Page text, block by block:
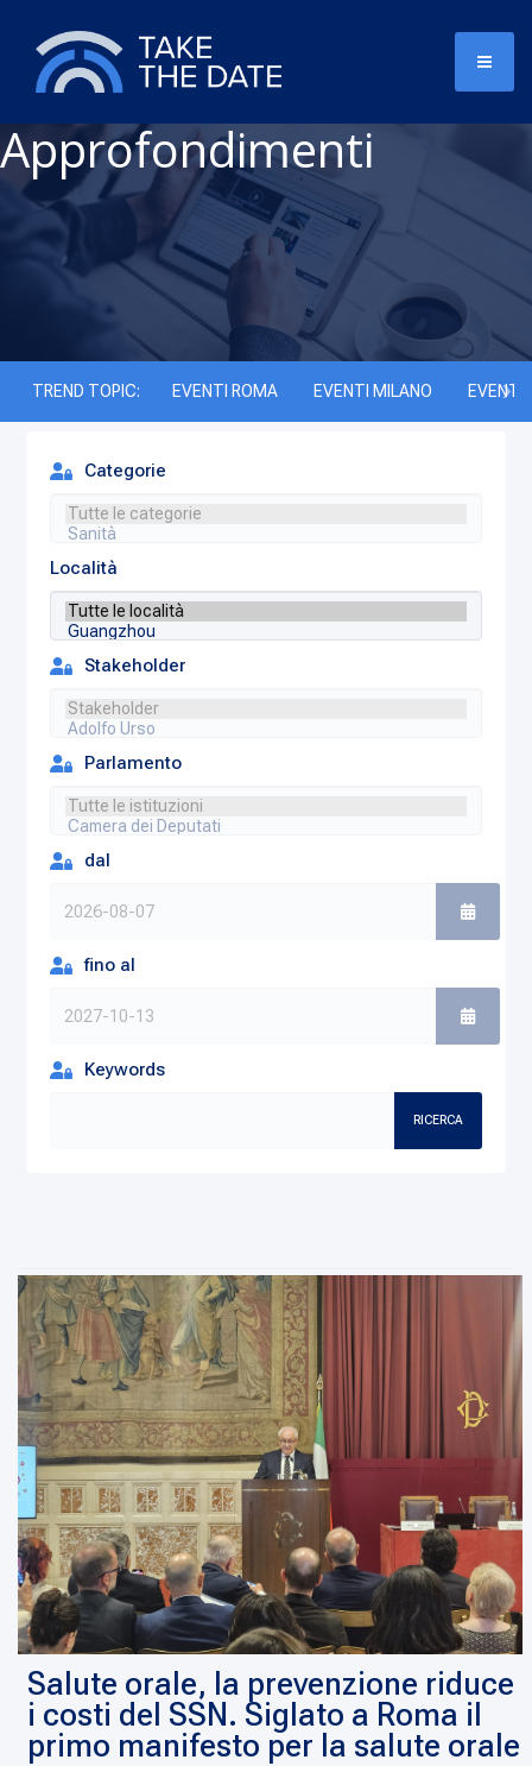
Approfondimenti
TREND TOPIC: EVENTI ROMA EVENTI MILANO EVENTI
Categorie
Località
Stakeholder
Parlamento
dal
fino al
Keywords
RICERCA
Salute orale, la prevenzione riduce
i costi del SSN. Siglato a Roma il
primo manifesto per la salute orale